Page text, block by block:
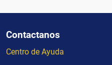
Contactanos
Centro de Ayuda